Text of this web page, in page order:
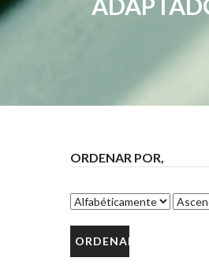
ORDENAR POR,